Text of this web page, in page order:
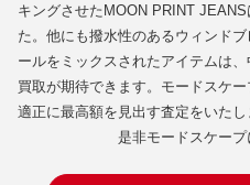
キングさせたMOON PRINT
た。他にも撥水性のあるウィンド
ールをミックスされたアイテムは
買取が期待できます。モードスケ
適正に最高額を見出す査定をいた
是非モードスケープ